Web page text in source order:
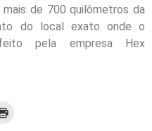
de 700 quilômetros da
do local exato onde o
pela empresa Hex